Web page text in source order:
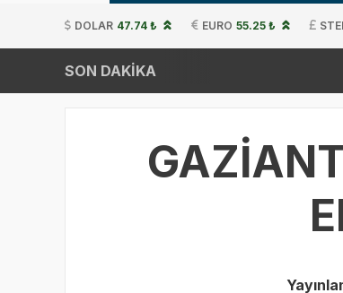
DOLAR 47.74 ₺ EURO 55.25 ₺
SON DAKİKA